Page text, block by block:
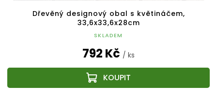
Dřevěný designový obal s květináčem,
33,6x33,6x28cm
SKLADEM
792 Kč / ks